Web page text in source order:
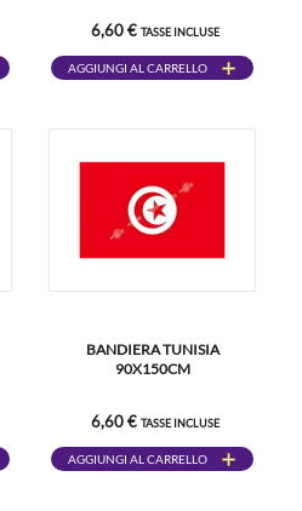
6,60 € TASSE INCLUSE
AGGIUNGI AL CARRELLO
BANDIERA TUNISIA
90X150CM
6,60 € TASSE INCLUSE
AGGIUNGI AL CARRELLO